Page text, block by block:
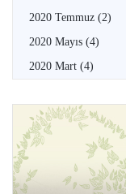
2020 Temmuz (2)
2020 Mayıs (4)
2020 Mart (4)